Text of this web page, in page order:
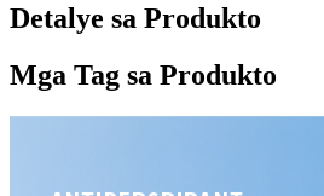
Detalye sa Produkto
Mga Tag sa Produkto